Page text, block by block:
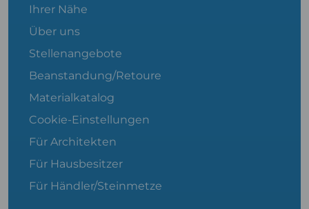
Ihrer Nähe
Über uns
Stellenangebote
Beanstandung/Retoure
Materialkatalog
Cookie-Einstellungen
Für Architekten
Für Hausbesitzer
Für Händler/Steinmetze